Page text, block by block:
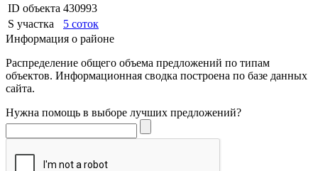
ID объекта 430993
S участка
5 соток
Информация о районе
Распределение общего объема предложений по типам
объектов. Информационная сводка построена по базе данных
сайта.
Нужна помощь в выборе лучших предложений?